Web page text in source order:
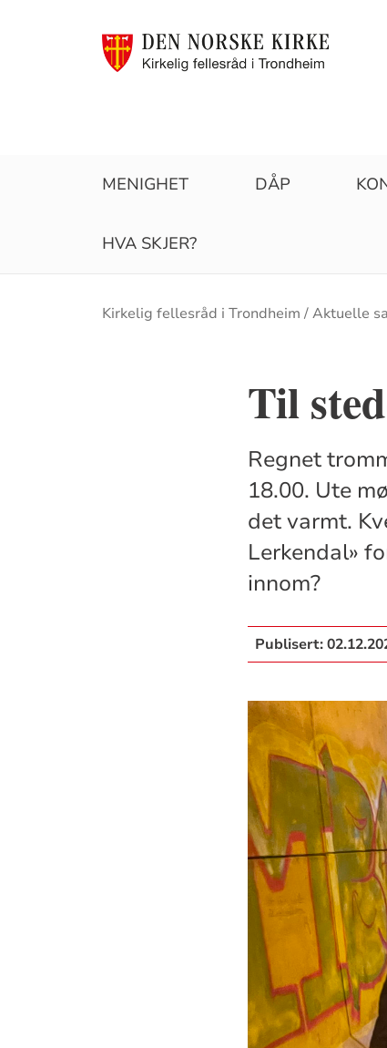
MENIGHET DÅP
HVA SKJER?
Brødsmulesti
Kirkelig fellesråd i Trondheim Aktuelle
Til
Regnet
18.00. Ute
det varmt.
Lerkendal»
innom?
Publisert: